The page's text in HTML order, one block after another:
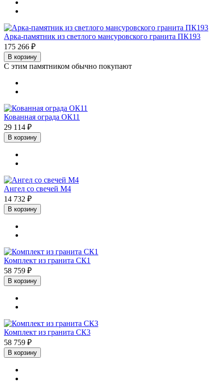
Арка-памятник из светлого мансуровского гранита ПК193
175 266 ₽
В корзину
С этим памятником обычно покупают
Кованная ограда ОК11
29 114 ₽
В корзину
Ангел со свечей М4
14 732 ₽
В корзину
Комплект из гранита СК1
58 759 ₽
В корзину
Комплект из гранита СК3
58 759 ₽
В корзину